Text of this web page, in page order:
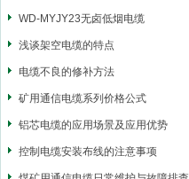
WD-MYJY23无卤低烟电缆
浅谈架空电缆的特点
电缆不良的修补方法
矿用通信电缆系列价格公式
铝芯电缆的应用场景及应用优势
控制电缆安装布线的注意事项